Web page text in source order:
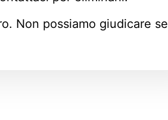
Non possiamo giudicare se